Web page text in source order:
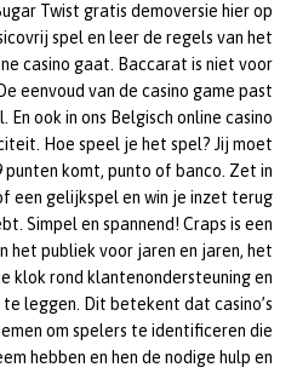
Twist gratis demoversie hier op
spel en leer de regels van het
casino gaat. Baccarat is niet voor
eenvoud van de casino game past
ook in ons Belgisch online casino
Hoe speel je het spel? Jij moet
komt, punto of banco. Zet in
een gelijkspel en win je inzet terug
Simpel en spannend! Craps is een
het publiek voor jaren en jaren, het
klok rond klantenondersteuning en
leggen. Dit betekent dat casino’s
om spelers te identificeren die
hebben en hen de nodige hulp en